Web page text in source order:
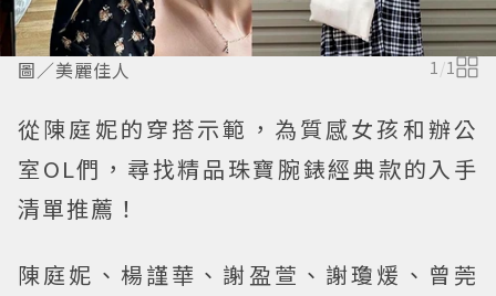
圖／美麗佳人 1 /1
從陳庭妮的穿搭示範，為質感女孩和辦公
室OL們，尋找精品珠寶腕錶經典款的入手
清單推薦！
陳庭妮、楊謹華、謝盈萱、謝瓊煖、曾莞